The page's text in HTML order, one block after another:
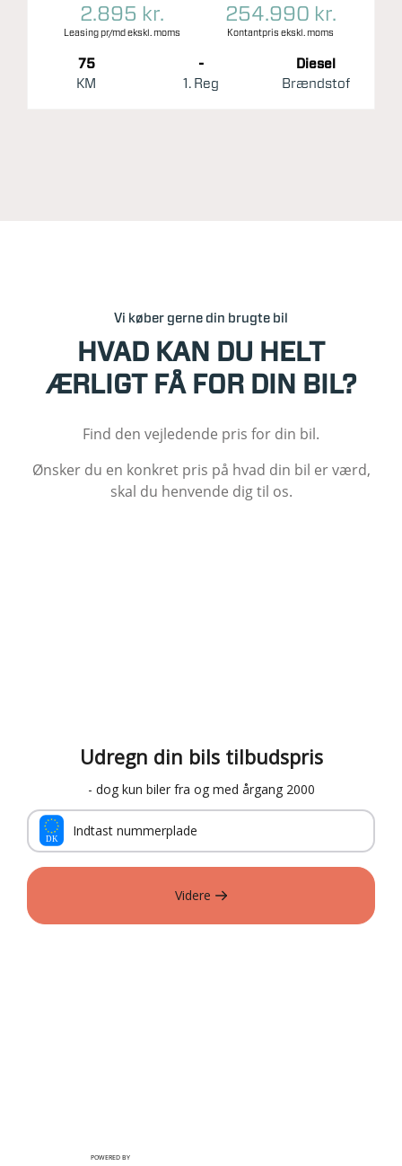
2.895 kr.
Leasing pr/md ekskl. moms
254.990 kr.
Kontantpris ekskl. moms
75
KM
-
1. Reg
Diesel
Brændstof
Vi køber gerne din brugte bil
HVAD KAN DU HELT
ÆRLIGT FÅ FOR DIN BIL?
Find den vejledende pris for din bil.
Ønsker du en konkret pris på hvad din bil er værd,
skal du henvende dig til os.